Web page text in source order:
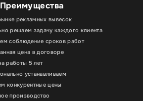
Преимущества
рекламных вывесок
решаем задачу каждого клиента
соблюдение сроков работ
цена в договоре
работы 5 лет
устанавливаем
конкурентные цены
производство